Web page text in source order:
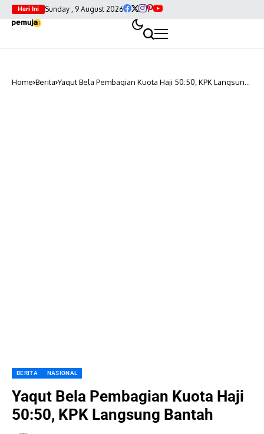
Hari Ini Sunday , 9 August 2026
Home Berita Yaqut Bela Pembagian Kuota Haji 50:50, KPK Langsung
BERITA NASIONAL
Yaqut Bela Pembagian Kuota Haji
50:50, KPK Langsung Bantah